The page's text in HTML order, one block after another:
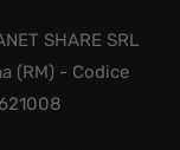
SHARE SRL
(RM) - Codice